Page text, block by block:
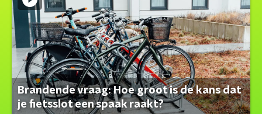
Brandende vraag: Hoe groot is de kans dat
je fietsslot een spaak raakt?